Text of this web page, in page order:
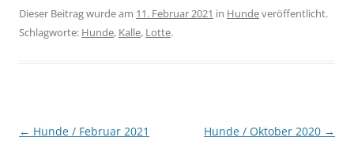
Dieser Beitrag wurde am 11. Februar 2021 in Hundeveröffentlicht.
Schlagworte: Hunde, Kalle, Lotte.
Beitragsnavigation
← Hunde / Februar 2021 Hunde / Oktober 2020 →